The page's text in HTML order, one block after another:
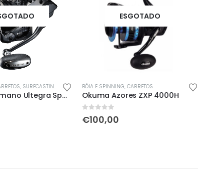
, SURFCASTING
Carreto Shimano Ultegra Spod XTD
ESGOTADO
BÓIA E SPINNING, CARRETOS
Okuma Azores ZXP 4000H
out of 5
€100,00